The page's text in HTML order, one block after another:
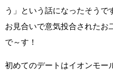
う」
という話になったそうで
お見合いで意気投合されたお
で～す！
初めてのデートはイオンモー